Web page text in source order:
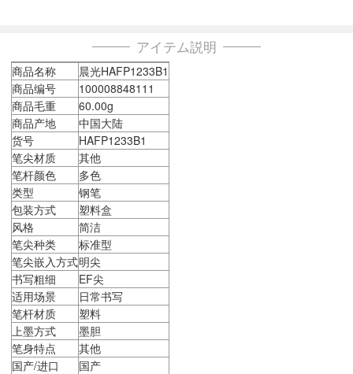
アイテム説明
商品名称
晨光HAFP1233B1
商品编号
100008848111
商品毛重
60.00g
商品产地
中国大陆
货号
HAFP1233B1
笔尖材质
其他
笔杆颜色
多色
类型
钢笔
包装方式
塑料盒
风格
简洁
笔尖种类
标准型
笔尖嵌入方式明尖
书写粗细
EF尖
适用场景
日常书写
笔杆材质
塑料
上墨方式
墨胆
笔身特点
其他
国产/进口
国产